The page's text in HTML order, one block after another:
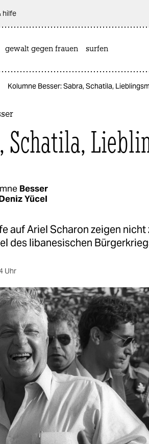
hilfe
gewalt gegen frauen surfen
Kolumne Besser: Sabra, Schatila,
Schatila,
Besser
Yücel
auf Ariel Scharon zeigen
des libanesischen
Uhr